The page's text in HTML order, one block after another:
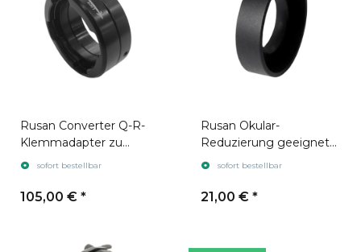
Rusan Converter Q-R-
Klemmadapter zu
Modular-Aufnahme
sofort bestellbar
105,00 € *
Rusan Okular-
Reduzierung geeignet
für Rusan
sofort bestellbar
21,00 € *